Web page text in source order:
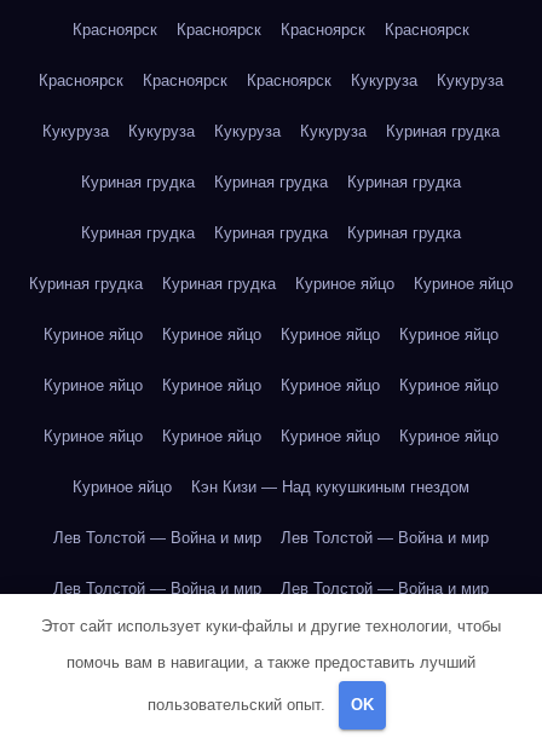
Красноярск Красноярск Красноярск Красноярск
Красноярск Красноярск Красноярск Кукуруза Кукуруза
Кукуруза Кукуруза Кукуруза Кукуруза Куриная грудка
Куриная грудка Куриная грудка Куриная грудка
Куриная грудка Куриная грудка Куриная грудка
Куриная грудка Куриная грудка Куриное яйцо Куриное яйцо
Куриное яйцо Куриное яйцо Куриное яйцо Куриное яйцо
Куриное яйцо Куриное яйцо Куриное яйцо Куриное яйцо
Куриное яйцо Куриное яйцо Куриное яйцо Куриное яйцо
Куриное яйцо Кэн Кизи — Над кукушкиным гнездом
Лев Толстой — Война и мир Лев Толстой — Война и мир
Лев Толстой — Война и мир Лев Толстой — Война и мир
Лев Толстой — Война и мир Лев Толстой — Война и мир
Лев Толстой — Война и мир
Этот сайт использует куки-файлы и другие технологии, чтобы
помочь вам в навигации, а также предоставить лучший
пользовательский опыт. OK